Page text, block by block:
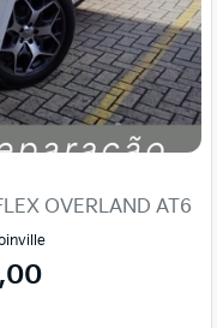
OVERLAND AT6